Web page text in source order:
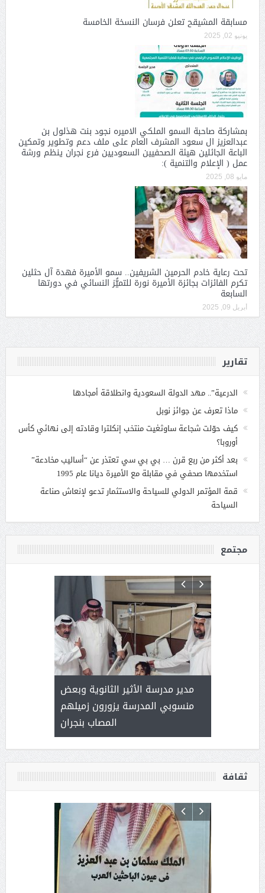
مسابقة المشيقح تعلن فرسان النسخة الخامسة
يونيو 02, 2025
بمشاركة صاحبة السمو الملكي الاميره نجود بنت هذلول بن
عبدالعزيز ال سعود المشرف العام على ملف دعم وتطوير وتمكين
الباعة الجائلين هيئة الصحفيين السعوديين فرع نجران ينظم ورشة
عمل ( الإعلام والتنمية ):
مايو 08, 2025
تحت رعاية خادم الحرمين الشريفين.. سمو الأميرة فهدة آل حثلين
تكرم الفائزات بجائزة الأميرة نورة للتميُّز النسائي في دورتها
السابعة
أبريل 09, 2025
تقارير
الدرعية”.. مهد الدولة السعودية وانطلاقة أمجادها
ماذا تعرف عن جوائز نوبل
كيف حوّلت شجاعة ساوثغيت منتخب إنكلترا وقادته إلى نهائي كأس
أوروبا؟
بعد أكثر من ربع قرن … بي بي سي تعتذر عن “أساليب مخادعة”
استخدمها صحفي في مقابلة مع الأميرة ديانا عام 1995
قمة المؤتمر الدولي للسياحة والاستثمار تدعو لإنعاش صناعة
السياحة
مجتمع
( محمد
مدير مدرسة الأثير الثانوية وبعض
منسوبي المدرسة يزورون زميلهم
المصاب بنجران
) .. ميراث
ثقافة